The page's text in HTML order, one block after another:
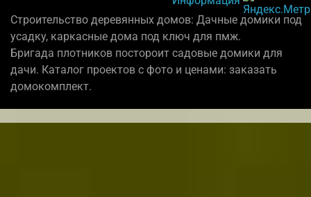
Строительство деревянных домов: Дачные домики под
усадку, каркасные дома под ключ для пмж.
Бригада плотников постороит садовые домики для
дачи. Каталог проектов с фото и ценами: заказать
домокомплект.